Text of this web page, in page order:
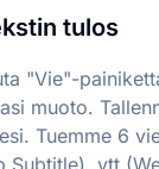
tulos
"Vie"-
muoto.
Tuemme 6
Subtitle), vtt